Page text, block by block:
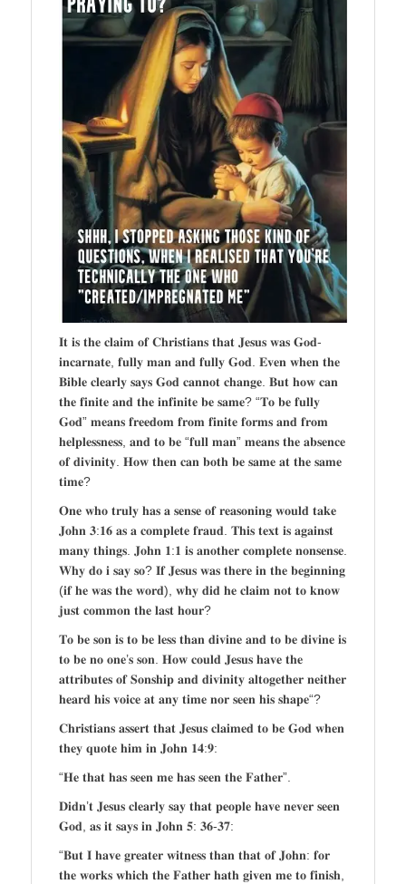
𝐈𝐭 𝐢𝐬 𝐭𝐡𝐞 𝐜𝐥𝐚𝐢𝐦 𝐨𝐟 𝐂𝐡𝐫𝐢𝐬𝐭𝐢𝐚𝐧𝐬 𝐭𝐡𝐚𝐭 𝐉𝐞𝐬𝐮𝐬 𝐰𝐚𝐬 𝐆𝐨𝐝-
𝐢𝐧𝐜𝐚𝐫𝐧𝐚𝐭𝐞, 𝐟𝐮𝐥𝐥𝐲 𝐦𝐚𝐧 𝐚𝐧𝐝 𝐟𝐮𝐥𝐥𝐲 𝐆𝐨𝐝. 𝐄𝐯𝐞𝐧 𝐰𝐡𝐞𝐧 𝐭𝐡𝐞
𝐁𝐢𝐛𝐥𝐞 𝐜𝐥𝐞𝐚𝐫𝐥𝐲 𝐬𝐚𝐲𝐬 𝐆𝐨𝐝 𝐜𝐚𝐧𝐧𝐨𝐭 𝐜𝐡𝐚𝐧𝐠𝐞. 𝐁𝐮𝐭 𝐡𝐨𝐰 𝐜𝐚𝐧
𝐭𝐡𝐞 𝐟𝐢𝐧𝐢𝐭𝐞 𝐚𝐧𝐝 𝐭𝐡𝐞 𝐢𝐧𝐟𝐢𝐧𝐢𝐭𝐞 𝐛𝐞 𝐬𝐚𝐦𝐞? “𝐓𝐨 𝐛𝐞 𝐟𝐮𝐥𝐥𝐲
𝐆𝐨𝐝” 𝐦𝐞𝐚𝐧𝐬 𝐟𝐫𝐞𝐞𝐝𝐨𝐦 𝐟𝐫𝐨𝐦 𝐟𝐢𝐧𝐢𝐭𝐞 𝐟𝐨𝐫𝐦𝐬 𝐚𝐧𝐝 𝐟𝐫𝐨𝐦
𝐡𝐞𝐥𝐩𝐥𝐞𝐬𝐬𝐧𝐞𝐬𝐬, 𝐚𝐧𝐝 𝐭𝐨 𝐛𝐞 “𝐟𝐮𝐥𝐥 𝐦𝐚𝐧” 𝐦𝐞𝐚𝐧𝐬 𝐭𝐡𝐞 𝐚𝐛𝐬𝐞𝐧𝐜𝐞
𝐨𝐟 𝐝𝐢𝐯𝐢𝐧𝐢𝐭𝐲. 𝐇𝐨𝐰 𝐭𝐡𝐞𝐧 𝐜𝐚𝐧 𝐛𝐨𝐭𝐡 𝐛𝐞 𝐬𝐚𝐦𝐞 𝐚𝐭 𝐭𝐡𝐞 𝐬𝐚𝐦𝐞
𝐭𝐢𝐦𝐞?
𝐎𝐧𝐞 𝐰𝐡𝐨 𝐭𝐫𝐮𝐥𝐲 𝐡𝐚𝐬 𝐚 𝐬𝐞𝐧𝐬𝐞 𝐨𝐟 𝐫𝐞𝐚𝐬𝐨𝐧𝐢𝐧𝐠 𝐰𝐨𝐮𝐥𝐝 𝐭𝐚𝐤𝐞
𝐉𝐨𝐡𝐧 𝟑:𝟏𝟔 𝐚𝐬 𝐚 𝐜𝐨𝐦𝐩𝐥𝐞𝐭𝐞 𝐟𝐫𝐚𝐮𝐝. 𝐓𝐡𝐢𝐬 𝐭𝐞𝐱𝐭 𝐢𝐬 𝐚𝐠𝐚𝐢𝐧𝐬𝐭
𝐦𝐚𝐧𝐲 𝐭𝐡𝐢𝐧𝐠𝐬. 𝐉𝐨𝐡𝐧 𝟏:𝟏 𝐢𝐬 𝐚𝐧𝐨𝐭𝐡𝐞𝐫 𝐜𝐨𝐦𝐩𝐥𝐞𝐭𝐞 𝐧𝐨𝐧𝐬𝐞𝐧𝐬𝐞.
𝐖𝐡𝐲 𝐝𝐨 𝐢 𝐬𝐚𝐲 𝐬𝐨? 𝐈𝐟 𝐉𝐞𝐬𝐮𝐬 𝐰𝐚𝐬 𝐭𝐡𝐞𝐫𝐞 𝐢𝐧 𝐭𝐡𝐞 𝐛𝐞𝐠𝐢𝐧𝐧𝐢𝐧𝐠
(𝐢𝐟 𝐡𝐞 𝐰𝐚𝐬 𝐭𝐡𝐞 𝐰𝐨𝐫𝐝), 𝐰𝐡𝐲 𝐝𝐢𝐝 𝐡𝐞 𝐜𝐥𝐚𝐢𝐦 𝐧𝐨𝐭 𝐭𝐨 𝐤𝐧𝐨𝐰
𝐣𝐮𝐬𝐭 𝐜𝐨𝐦𝐦𝐨𝐧 𝐭𝐡𝐞 𝐥𝐚𝐬𝐭 𝐡𝐨𝐮𝐫?
𝐓𝐨 𝐛𝐞 𝐬𝐨𝐧 𝐢𝐬 𝐭𝐨 𝐛𝐞 𝐥𝐞𝐬𝐬 𝐭𝐡𝐚𝐧 𝐝𝐢𝐯𝐢𝐧𝐞 𝐚𝐧𝐝 𝐭𝐨 𝐛𝐞 𝐝𝐢𝐯𝐢𝐧𝐞 𝐢𝐬
𝐭𝐨 𝐛𝐞 𝐧𝐨 𝐨𝐧𝐞’𝐬 𝐬𝐨𝐧. 𝐇𝐨𝐰 𝐜𝐨𝐮𝐥𝐝 𝐉𝐞𝐬𝐮𝐬 𝐡𝐚𝐯𝐞 𝐭𝐡𝐞
𝐚𝐭𝐭𝐫𝐢𝐛𝐮𝐭𝐞𝐬 𝐨𝐟 𝐒𝐨𝐧𝐬𝐡𝐢𝐩 𝐚𝐧𝐝 𝐝𝐢𝐯𝐢𝐧𝐢𝐭𝐲 𝐚𝐥𝐭𝐨𝐠𝐞𝐭𝐡𝐞𝐫 𝐧𝐞𝐢𝐭𝐡𝐞𝐫
𝐡𝐞𝐚𝐫𝐝 𝐡𝐢𝐬 𝐯𝐨𝐢𝐜𝐞 𝐚𝐭 𝐚𝐧𝐲 𝐭𝐢𝐦𝐞 𝐧𝐨𝐫 𝐬𝐞𝐞𝐧 𝐡𝐢𝐬 𝐬𝐡𝐚𝐩𝐞“?
𝐂𝐡𝐫𝐢𝐬𝐭𝐢𝐚𝐧𝐬 𝐚𝐬𝐬𝐞𝐫𝐭 𝐭𝐡𝐚𝐭 𝐉𝐞𝐬𝐮𝐬 𝐜𝐥𝐚𝐢𝐦𝐞𝐝 𝐭𝐨 𝐛𝐞 𝐆𝐨𝐝 𝐰𝐡𝐞𝐧
𝐭𝐡𝐞𝐲 𝐪𝐮𝐨𝐭𝐞 𝐡𝐢𝐦 𝐢𝐧 𝐉𝐨𝐡𝐧 𝟏𝟒:𝟗:
“𝐇𝐞 𝐭𝐡𝐚𝐭 𝐡𝐚𝐬 𝐬𝐞𝐞𝐧 𝐦𝐞 𝐡𝐚𝐬 𝐬𝐞𝐞𝐧 𝐭𝐡𝐞 𝐅𝐚𝐭𝐡𝐞𝐫”.
𝐃𝐢𝐝𝐧’𝐭 𝐉𝐞𝐬𝐮𝐬 𝐜𝐥𝐞𝐚𝐫𝐥𝐲 𝐬𝐚𝐲 𝐭𝐡𝐚𝐭 𝐩𝐞𝐨𝐩𝐥𝐞 𝐡𝐚𝐯𝐞 𝐧𝐞𝐯𝐞𝐫 𝐬𝐞𝐞𝐧
𝐆𝐨𝐝, 𝐚𝐬 𝐢𝐭 𝐬𝐚𝐲𝐬 𝐢𝐧 𝐉𝐨𝐡𝐧 𝟓: 𝟑𝟔-𝟑𝟕:
“𝐁𝐮𝐭 𝐈 𝐡𝐚𝐯𝐞 𝐠𝐫𝐞𝐚𝐭𝐞𝐫 𝐰𝐢𝐭𝐧𝐞𝐬𝐬 𝐭𝐡𝐚𝐧 𝐭𝐡𝐚𝐭 𝐨𝐟 𝐉𝐨𝐡𝐧: 𝐟𝐨𝐫
𝐭𝐡𝐞 𝐰𝐨𝐫𝐤𝐬 𝐰𝐡𝐢𝐜𝐡 𝐭𝐡𝐞 𝐅𝐚𝐭𝐡𝐞𝐫 𝐡𝐚𝐭𝐡 𝐠𝐢𝐯𝐞𝐧 𝐦𝐞 𝐭𝐨 𝐟𝐢𝐧𝐢𝐬𝐡,